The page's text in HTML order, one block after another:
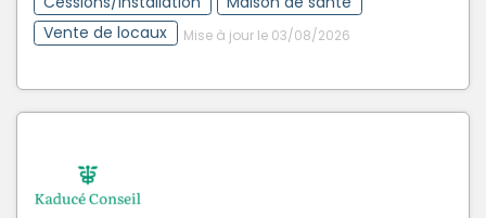
Vente de locaux
Mise à jour le 03/08/2026